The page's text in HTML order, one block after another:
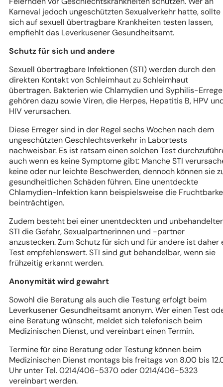
Karneval jedoch ungeschützten Sexualverkehr hatte, sollte
sich auf sexuell übertragbare Krankheiten testen lassen,
empfiehlt das Leverkusener Gesundheitsamt.
Schutz für sich und andere
Sexuell übertragbare Infektionen (STI) werden durch den
direkten Kontakt von Schleimhaut zu Schleimhaut
übertragen. Bakterien wie Chlamydien und Syphilis-
gehören dazu sowie Viren, die Herpes, Hepatitis B, HPV
HIV verursachen.
Diese Erreger sind in der Regel sechs Wochen nach dem
ungeschützten Geschlechtsverkehr in Labortests
nachweisbar. Es ist ratsam einen solchen Test
auch wenn es keine Symptome gibt: Manche STI
keine oder nur leichte Beschwerden, dennoch können sie
gesundheitlichen Schäden führen. Eine unentdeckte
Chlamydien-Infektion kann beispielsweise die
beinträchtigen.
Zudem besteht bei einer unentdeckten und
STI die Gefahr, Sexualpartnerinnen und -partner
anzustecken. Zum Schutz für sich und für andere ist daher
Test empfehlenswert. STI sind gut behandelbar, wenn sie
frühzeitig erkannt werden.
Anonymität wird gewahrt
Sowohl die Beratung als auch die Testung erfolgt beim
Leverkusener Gesundheitsamt anonym. Wer einen Test
eine Beratung wünscht, meldet sich telefonisch beim
Medizinischen Dienst, und vereinbart einen Termin.
Termine für eine Beratung oder Testung können beim
Medizinischen Dienst montags bis freitags von 8.00 bis
Uhr unter Tel. 0214/406-5370 oder 0214/406-5323
vereinbart werden.